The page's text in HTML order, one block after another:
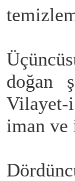
doğan
Vilayet-
iman ve